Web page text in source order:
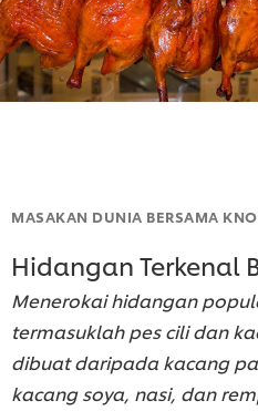
MASAKAN DUNIA BERSAMA
Hidangan Terkenal
Menerokai hidangan
termasuklah pes cili dan
dibuat daripada kacang
kacang soya, nasi, dan